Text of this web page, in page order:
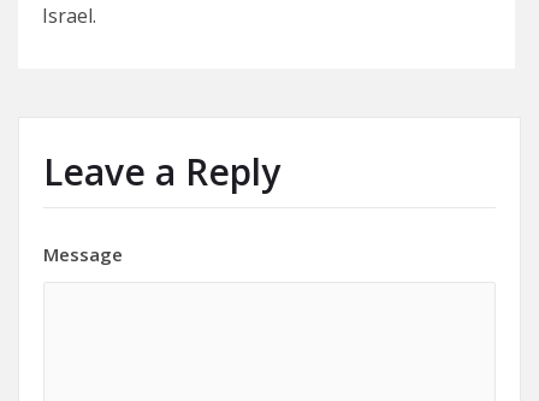
Israel.
Leave a Reply
Message